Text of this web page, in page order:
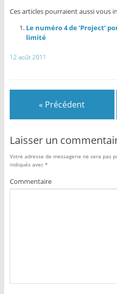
Ces articles pourraient aussi vous
Le numéro 4 de ‘Project’
limité
12 août 2011
« Précédent
Laisser un
Votre adresse de messagerie ne sera pas
indiqués avec *
Commentaire